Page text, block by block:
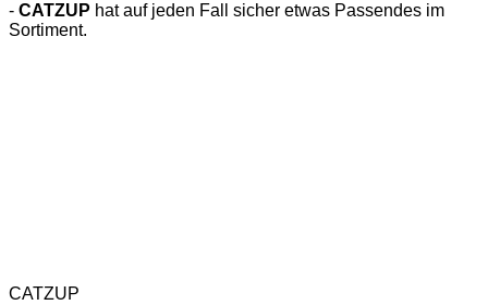
- CATZUP hat auf jeden Fall sicher etwas Passendes im
Sortiment.
CATZUP